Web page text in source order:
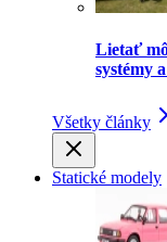
Lietať
systémy
Všetky články
Statické modely